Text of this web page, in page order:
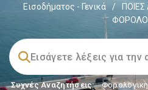
Εισοδήματος - Γενικά
/
Συχνές Αναζητήσεις: